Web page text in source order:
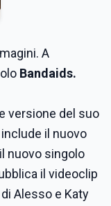
A
Bandaids.
versione del suo
il nuovo
nuovo singolo
il videoclip
Alesso e Katy